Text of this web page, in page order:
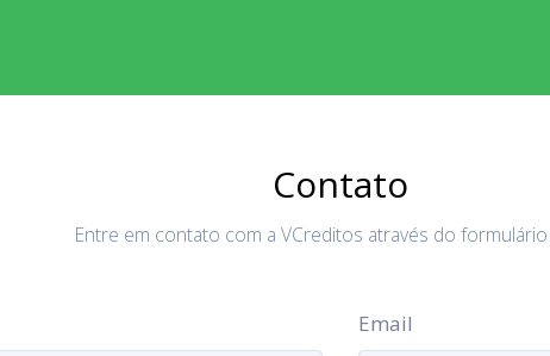
Contato
Entre em contato com a VCreditos através do
Email